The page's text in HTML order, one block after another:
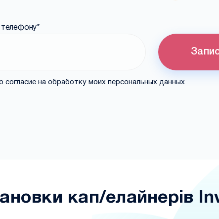
*
согласие на обработку моих персональных данных
кап/елайнерів